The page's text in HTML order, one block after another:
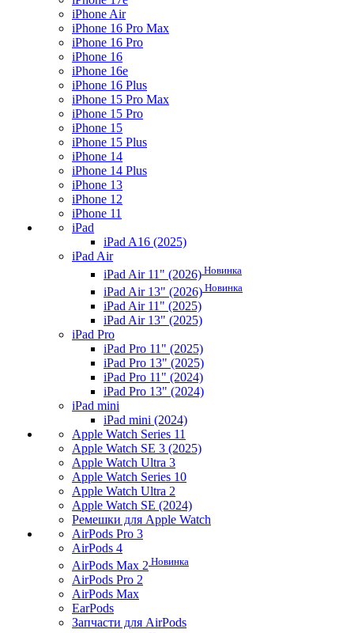
iPhone Air
iPhone 16 Pro Max
iPhone 16 Pro
iPhone 16
iPhone 16e
iPhone 16 Plus
iPhone 15 Pro Max
iPhone 15 Pro
iPhone 15
iPhone 15 Plus
iPhone 14
iPhone 14 Plus
iPhone 13
iPhone 12
iPhone 11
iPad
iPad A16 (2025)
iPad Air
iPad Air 11" (2026) Новинка
iPad Air 13" (2026) Новинка
iPad Air 11" (2025)
iPad Air 13" (2025)
iPad Pro
iPad Pro 11" (2025)
iPad Pro 13" (2025)
iPad Pro 11" (2024)
iPad Pro 13" (2024)
iPad mini
iPad mini (2024)
Apple Watch Series 11
Apple Watch SE 3 (2025)
Apple Watch Ultra 3
Apple Watch Series 10
Apple Watch Ultra 2
Apple Watch SE (2024)
Ремешки для Apple Watch
AirPods Pro 3
AirPods 4
AirPods Max 2 Новинка
AirPods Pro 2
AirPods Max
EarPods
Запчасти для AirPods